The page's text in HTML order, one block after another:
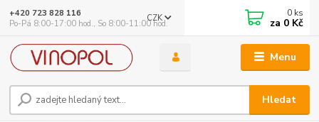
Menu
CZK
Hledat
+420 723 828 116
Po-Pá 8:00-17:00 hod., So 8:00-11:00 hod.
0 ks
za 0 Kč